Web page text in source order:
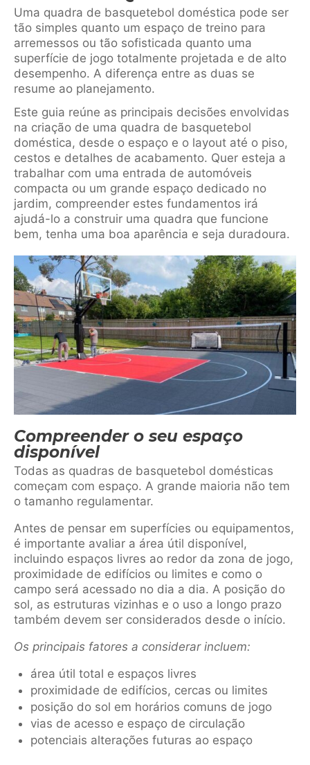
Uma quadra de basquetebol doméstica pode ser
tão simples quanto um espaço de treino para
arremessos ou tão sofisticada quanto uma
superfície de jogo totalmente projetada e de alto
desempenho. A diferença entre as duas se
resume ao planejamento.
Este guia reúne as principais decisões envolvidas
na criação de uma quadra de basquetebol
doméstica, desde o espaço e o layout até o piso,
cestos e detalhes de acabamento. Quer esteja a
trabalhar com uma entrada de automóveis
compacta ou um grande espaço dedicado no
jardim, compreender estes fundamentos irá
ajudá-lo a construir uma quadra que funcione
bem, tenha uma boa aparência e seja duradoura.
Compreender o seu espaço
disponível
Todas as quadras de basquetebol domésticas
começam com espaço. A grande maioria não tem
o tamanho regulamentar.
Antes de pensar em superfícies ou equipamentos,
é importante avaliar a área útil disponível,
incluindo espaços livres ao redor da zona de jogo,
proximidade de edifícios ou limites e como o
campo será acessado no dia a dia. A posição do
sol, as estruturas vizinhas e o uso a longo prazo
também devem ser considerados desde o início.
Os principais fatores a considerar incluem:
área útil total e espaços livres
proximidade de edifícios, cercas ou limites
posição do sol em horários comuns de jogo
vias de acesso e espaço de circulação
potenciais alterações futuras ao espaço